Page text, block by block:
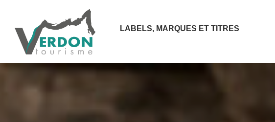
LABELS, MARQUES ET TITRES